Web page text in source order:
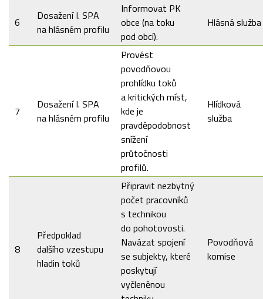
6
Dosažení I. SPA
na hlásném profilu
Informovat PK
obce (na toku
pod obcí).
Hlásná služba
7
Dosažení I. SPA
na hlásném profilu
Provést
povodňovou
prohlídku toků
a kritických míst,
kde je
pravděpodobnost
snížení
průtočnosti
profilů.
Hlídková
služba
8
Předpoklad
dalšího vzestupu
hladin toků
Připravit nezbytný
počet pracovníků
s technikou
do pohotovosti.
Navázat spojení
se subjekty, které
poskytují
vyčleněnou
Povodňová
komise